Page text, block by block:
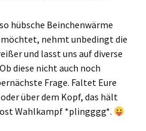
hübsche Beinchenwärme
nehmt unbedingt die
und lasst uns auf diverse
diese nicht auch noch
Frage. Faltet Eure
über dem Kopf, das hält
Wahlkampf *plingggg*.